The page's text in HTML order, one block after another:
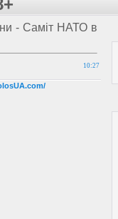
- Саміт НАТО в
10:27